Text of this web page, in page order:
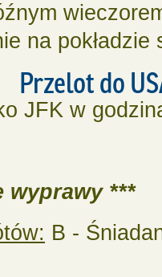
na
do
JFK w
wyprawy ***
B -